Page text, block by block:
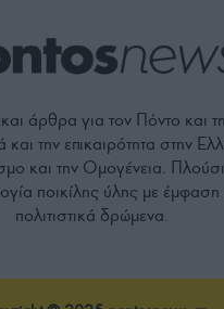
άρθρα για τον Πόντο και
την επικαιρότητα στην
και την Ομογένεια.
ποικίλης ύλης με έμφαση
πολιτιστικά δρώμενα.